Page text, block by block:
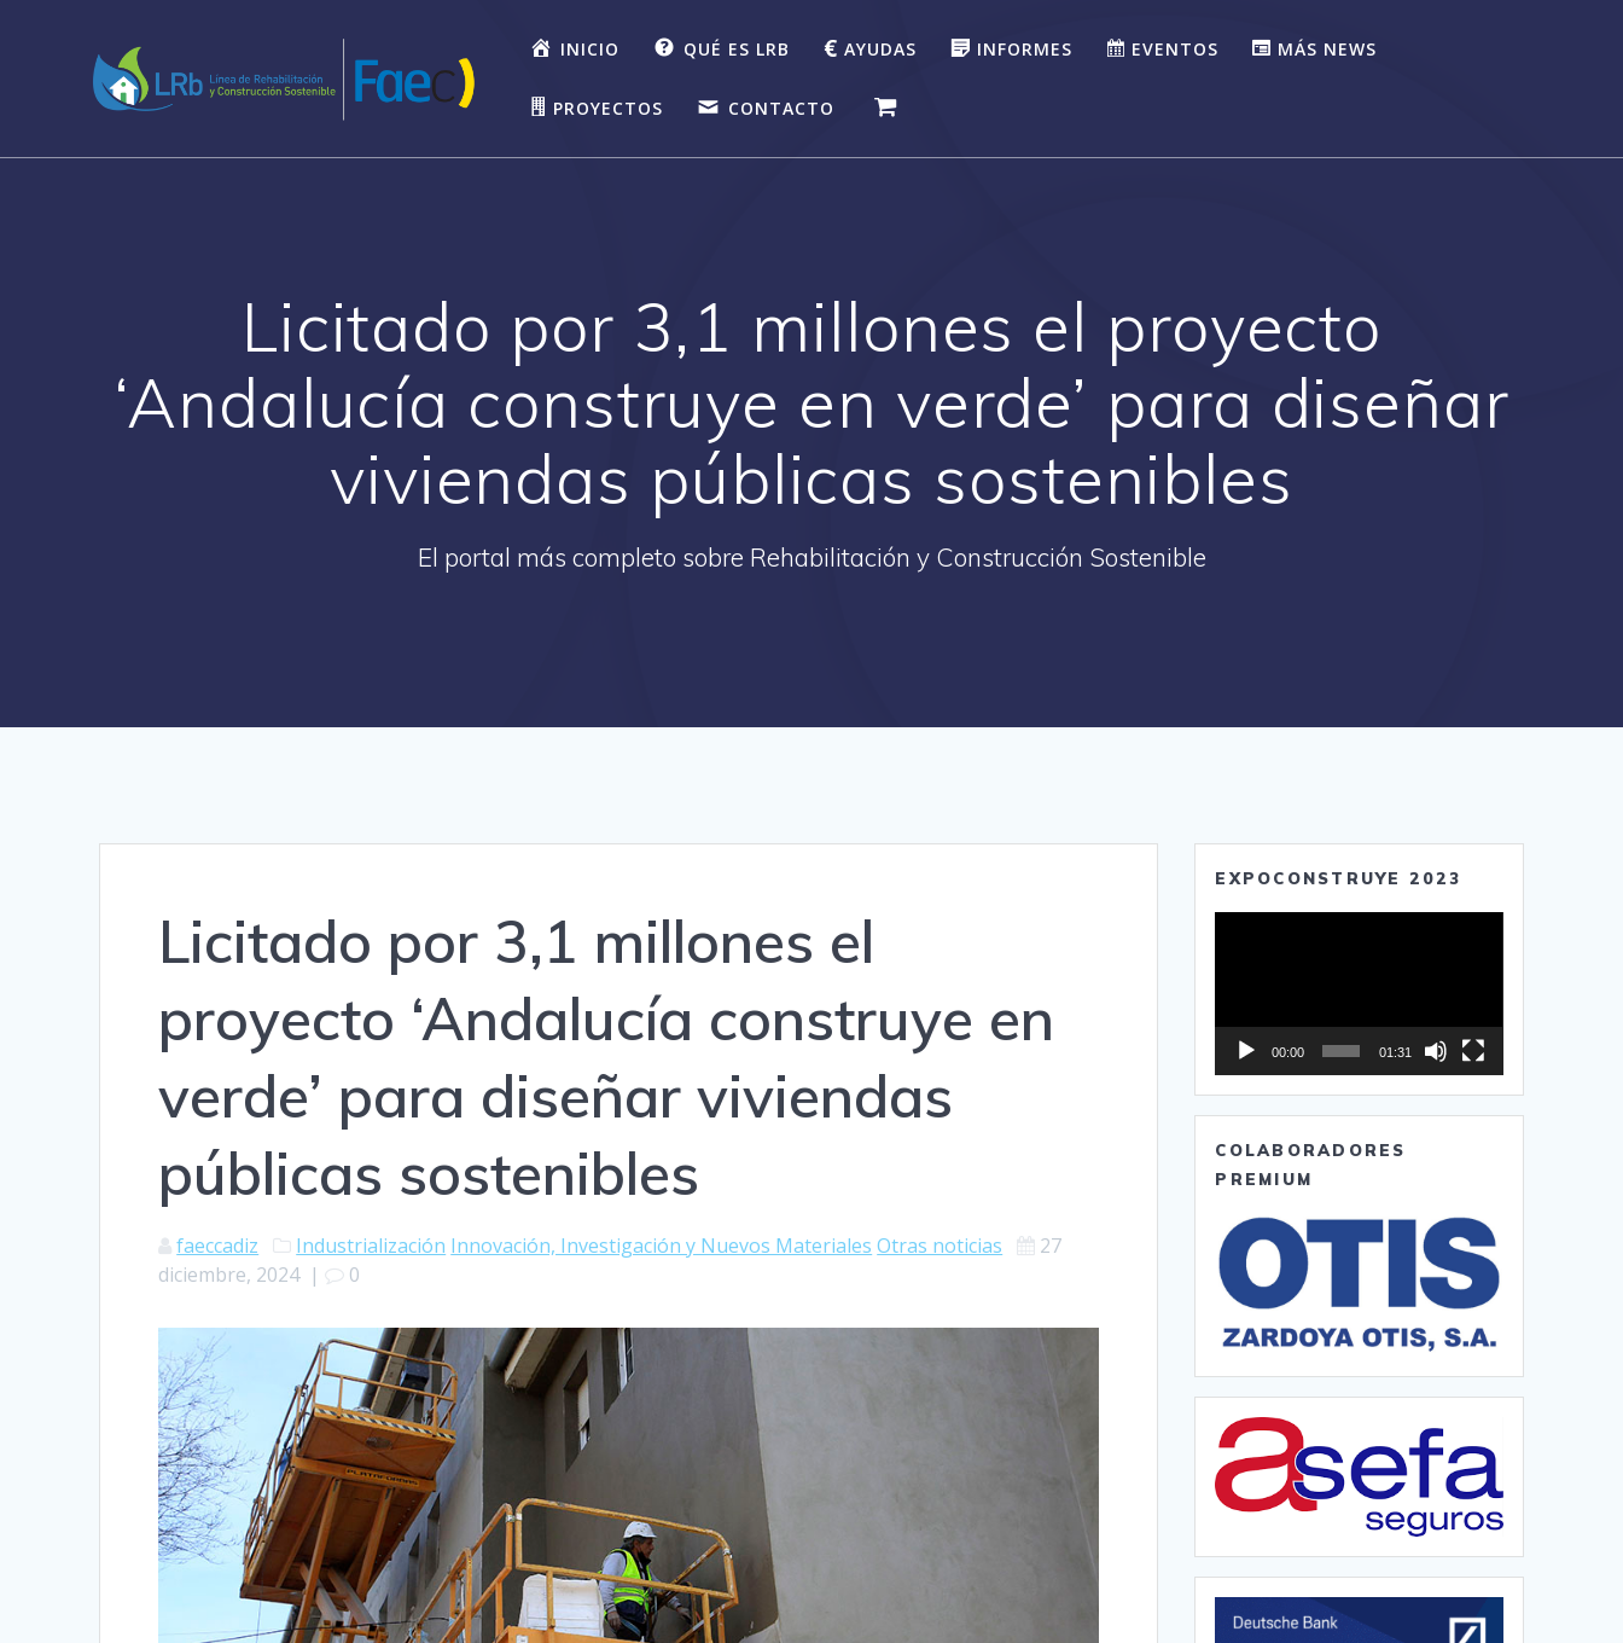
INICIO QUÉ ES LRB AYUDAS INFORMES EVENTOS MÁS NEWS
PROYECTOS CONTACTO
Licitado por 3,1 millones el proyecto
‘Andalucía construye en verde’ para diseñar
viviendas públicas sostenibles
El portal más completo sobre Rehabilitación y Construcción Sostenible
Licitado por 3,1 millones el
proyecto ‘Andalucía construye en
verde’ para diseñar viviendas
públicas sostenibles
faeccadiz Industrialización Innovación, Investigación y Nuevos Materiales Otras noticias
27
diciembre, 2024| 0
EXPOCONSTRUYE 2023
00:00 01:31
COLABORADORES
PREMIUM